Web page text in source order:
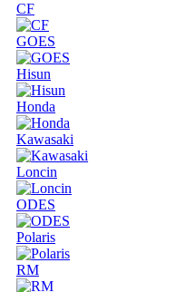
CF
GOES
Hisun
Honda
Kawasaki
Loncin
ODES
Polaris
RM